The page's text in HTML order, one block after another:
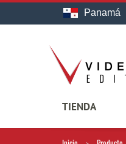
Panamá
TIENDA